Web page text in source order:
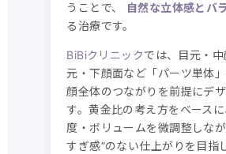
うことで、
自然な立体感とバ
る治療です。
BiBiクリニックでは、目元・
元・下顔面など「パーツ単体」
顔全体のつながりを前提にデ
す。黄金比の考え方をベース
度・ボリュームを微調整しな
すぎ感”のない仕上がりを目指